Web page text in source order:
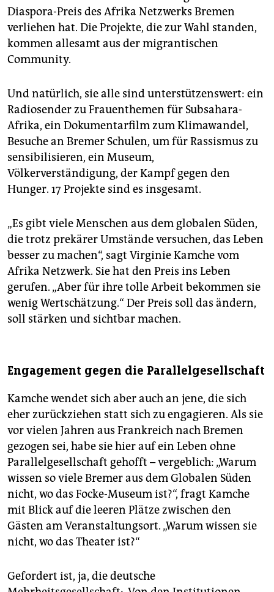
Diaspora-Preis des Afrika Netzwerks Bremen
verliehen hat. Die Projekte, die zur Wahl standen,
kommen allesamt aus der migrantischen
Community.
Und natürlich, sie alle sind unterstützenswert: ein
Radiosender zu Frauenthemen für Subsahara-
Afrika, ein Dokumentarfilm zum Klimawandel,
Besuche an Bremer Schulen, um für Rassismus zu
sensibilisieren, ein Museum,
Völkerverständigung, der Kampf gegen den
Hunger. 17 Projekte sind es insgesamt.
„Es gibt viele Menschen aus dem globalen Süden,
die trotz prekärer Umstände versuchen, das Leben
besser zu machen“, sagt Virginie Kamche vom
Afrika Netzwerk. Sie hat den Preis ins Leben
gerufen. „Aber für ihre tolle Arbeit bekommen sie
wenig Wertschätzung.“ Der Preis soll das ändern,
soll stärken und sichtbar machen.
Engagement gegen die Parallelgesellschaft
Kamche wendet sich aber auch an jene, die sich
eher zurückziehen statt sich zu engagieren. Als sie
vor vielen Jahren aus Frankreich nach Bremen
gezogen sei, habe sie hier auf ein Leben ohne
Parallelgesellschaft gehofft – vergeblich: „Warum
wissen so viele Bremer aus dem Globalen Süden
nicht, wo das Focke-Museum ist?“, fragt Kamche
mit Blick auf die leeren Plätze zwischen den
Gästen am Veranstaltungsort. „Warum wissen sie
nicht, wo das Theater ist?“
Gefordert ist, ja, die deutsche